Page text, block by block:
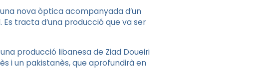
nova òptica acompanyada d’un
. Es tracta d’una producció que va ser
una producció libanesa de Ziad Doueiri
i un pakistanès, que aprofundirà en